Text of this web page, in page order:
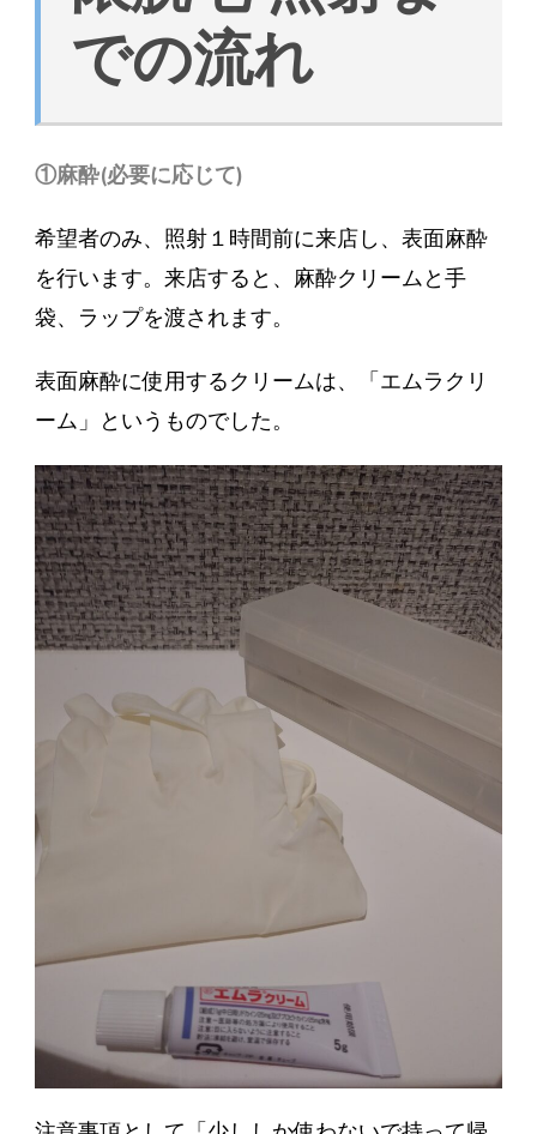
での流れ
①麻酔(必要に応じて)
希望者のみ、照射１時間前に来店し、表面麻酔
を行います。来店すると、麻酔クリームと手
袋、ラップを渡されます。
表面麻酔に使用するクリームは、「エムラクリ
ーム」というものでした。